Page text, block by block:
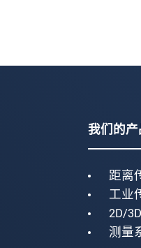
我们的
距离
工业
2D/
测量